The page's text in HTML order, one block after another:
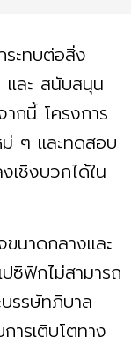
ะทบต่อสิ่ง
และ สนับสนุน
กนี้ โครงการ
ๆ และทดสอบ
เชิงบวกได้ใน
นาดกลางและ
ซิฟิกไม่สามารถ
รรษัทภิบาล
ารเติบโตทาง